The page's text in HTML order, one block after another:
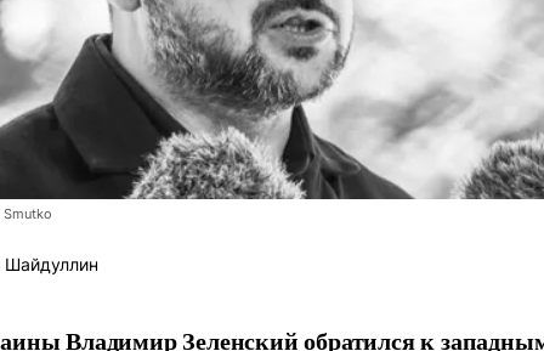
Smutko
Владимир Зеленский обратился к